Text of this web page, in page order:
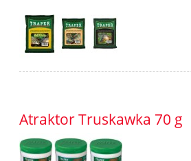
Atraktor Truskawka 70 g